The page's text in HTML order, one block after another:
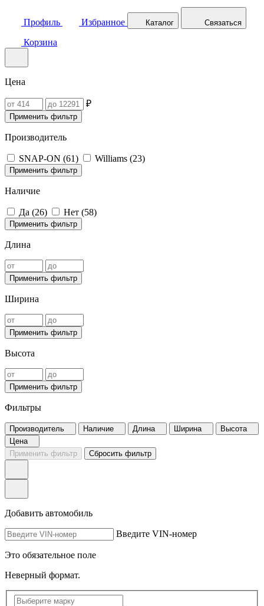
Профиль Избранное Каталог Связаться
Корзина
Цена
₽
Применить фильтр
Производитель
SNAP-ON (61) Williams (23)
Применить фильтр
Наличие
Да (26) Нет (58)
Применить фильтр
Длина
Применить фильтр
Ширина
Применить фильтр
Высота
Применить фильтр
Фильтры
Производитель Наличие Длина Ширина
Высота
Цена
Применить фильтр
Сбросить фильтр
Добавить автомобиль
Введите VIN-номер
Это обязательное поле
Неверный формат.